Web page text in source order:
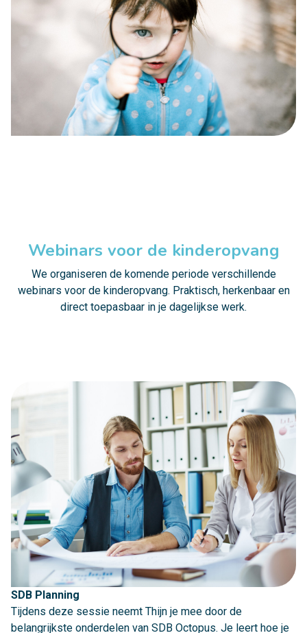
Webinars voor de kinderopvang
We organiseren de komende periode verschillende
webinars voor de kinderopvang. Praktisch, herkenbaar en
direct toepasbaar in je dagelijkse werk.
SDB Planning
Tijdens deze sessie neemt Thijn je mee door de
belangrijkste onderdelen van SDB Octopus. Je leert hoe je